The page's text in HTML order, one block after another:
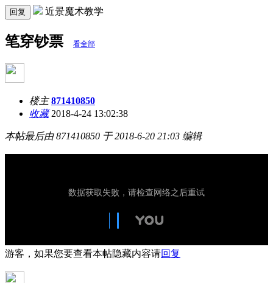
回复 近景魔术教学
笔穿钞票 看全部
楼主 871410850
收藏2018-4-24 13:02:38
本帖最后由 871410850 于 2018-6-20 21:03 编辑
游客，如果您要查看本帖隐藏内容请回复